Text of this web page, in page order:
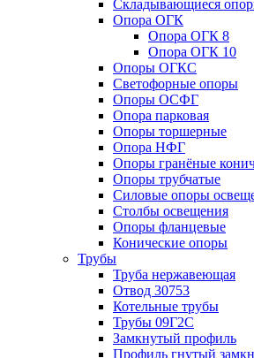
Складывающиеся
Опора ОГК
Опора ОГК 8
Опора ОГК 10
Опоры ОГКС
Светофорные опоры
Опоры ОСФГ
Опора парковая
Опоры торшерные
Опора НФГ
Опоры гранёные
Опоры трубчатые
Силовые опоры
Столбы освещения
Опоры фланцевые
Конические опоры
Трубы
Труба нержавеющая
Отвод 30753
Котельные трубы
Трубы 09Г2С
Замкнутый профиль
Профиль гнутый